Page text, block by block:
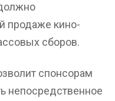
продаже кино-
сборов.
спонсорам
непосредственное